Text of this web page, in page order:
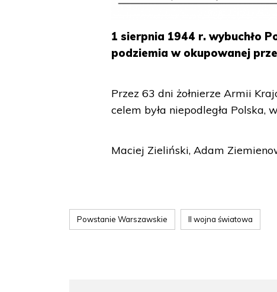
1 sierpnia 1944 r. wybuchło
podziemia w okupowanej
Przez 63 dni żołnierze Armii
celem była niepodległa
Maciej Zieliński, Adam
Powstanie Warszawskie II wojna światowa